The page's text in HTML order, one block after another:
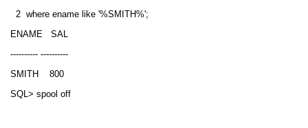
2 where ename like '%SMITH%';
ENAME SAL
---------- ----------
SMITH 800
SQL> spool off